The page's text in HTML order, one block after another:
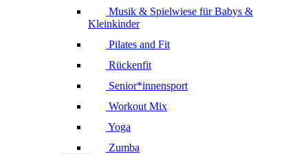
Musik & Spielwiese für Babys &
Kleinkinder
Pilates and Fit
Rückenfit
Senior*innensport
Workout Mix
Yoga
Zumba